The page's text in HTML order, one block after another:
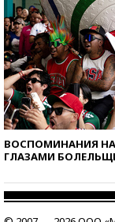
ВОСПОМИНАНИЯ
ГЛАЗАМИ